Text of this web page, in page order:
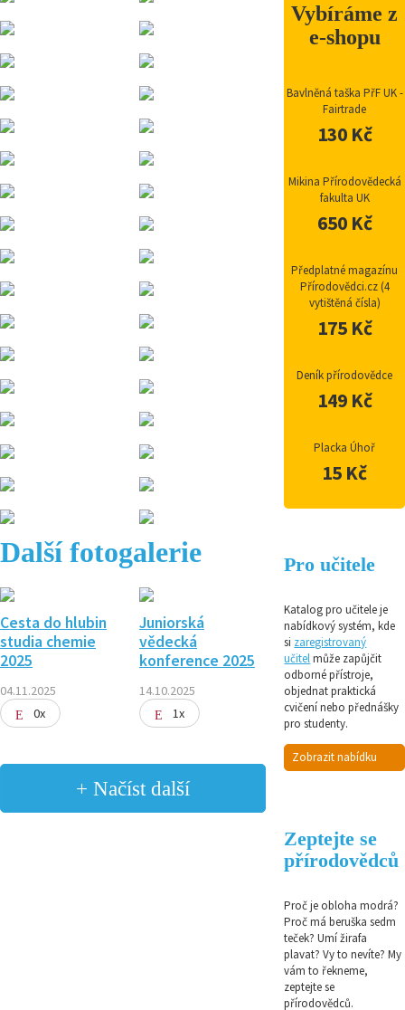
Další fotogalerie
Cesta do hlubin
studia chemie
2025
04.11.2025
0x
Juniorská
vědecká
konference 2025
14.10.2025
1x
+ Načíst další
Vybíráme z
e-shopu
Bavlněná taška PřF UK -
Fairtrade
130 Kč
Mikina Přírodovědecká
fakulta UK
650 Kč
Předplatné magazínu
Přírodovědci.cz (4
vytištěná čísla)
175 Kč
Deník přírodovědce
149 Kč
Placka Úhoř
15 Kč
Pro učitele
Katalog pro učitele je
nabídkový systém, kde
si zaregistrovaný
učitelmůže zapůjčit
odborné přístroje,
objednat praktická
cvičení nebo přednášky
pro studenty.
Zobrazit nabídku
Zeptejte se
přírodovědců
Proč je obloha modrá?
Proč má beruška sedm
teček? Umí žirafa
plavat? Vy to nevíte? My
vám to řekneme,
zeptejte se
přírodovědců.